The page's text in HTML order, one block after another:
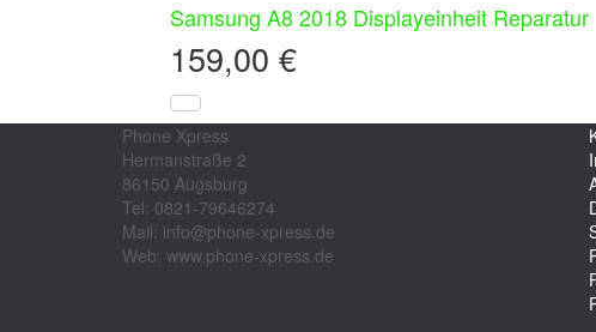
Samsung A8 2018 Displayeinheit Reparatur
159,00 €
Phone Xpress
Hermanstraße 2
86150 Augsburg
Tel: 0821-79646274
Mail: info@phone-xpress.de
Web: www.phone-xpress.de